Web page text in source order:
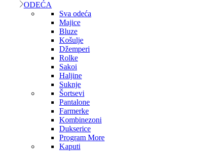
ODEĆA
Sva odeća
Majice
Bluze
Košulje
Džemperi
Rolke
Sakoi
Haljine
Suknje
Šortsevi
Pantalone
Farmerke
Kombinezoni
Dukserice
Program More
Kaputi